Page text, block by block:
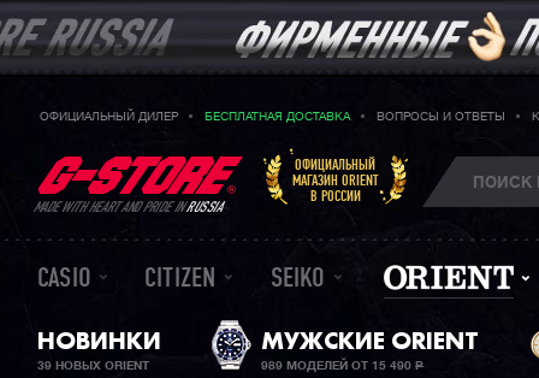
ОФИЦИАЛЬНЫЙ ДИЛЕР БЕСПЛАТНАЯ ДОСТАВКА ВОПРОСЫ И ОТВЕТЫ
MADE WITH HEART AND PRIDE INRUSSIA
ОФИЦИАЛЬНЫЙ
МАГАЗИН ORIENT
В РОССИИ
CASIO CITIZEN SEIKO
НОВИНКИ
39 НОВЫХ ORIENT
МУЖСКИЕ ORIENT
989 МОДЕЛЕЙ ОТ 15 490Р